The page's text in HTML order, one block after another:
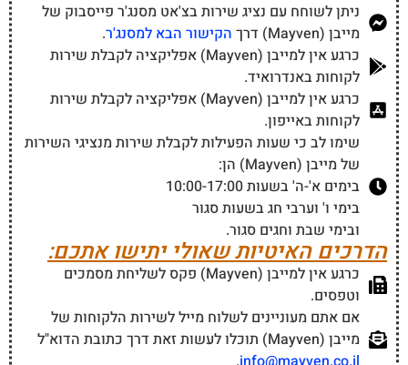
ניתן לשוחח עם נציג שירות בצ'אט מסנג'ר פייסבוק של
מייבן (Mayven) דרך
הקישור הבא למסנג'ר.
כרגע אין למייבן (Mayven) אפליקציה לקבלת שירות
לקוחות באנדרואיד.
כרגע אין למייבן (Mayven) אפליקציה לקבלת שירות
לקוחות באייפון.
שימו לב כי שעות הפעילות לקבלת שירות מנציגי השירות
של מייבן (Mayven) הן:
בימים א'-ה' בשעות 10:00-17:00
בימי ו' וערבי חג בשעות סגור
ובימי שבת וחגים סגור.
הדרכים האיטיות שאולי יתישו אתכם:
כרגע אין למייבן (Mayven) פקס לשליחת מסמכים
וטפסים.
אם אתם מעוניינים לשלוח מייל לשירות הלקוחות של
מייבן (Mayven) תוכלו לעשות זאת דרך כתובת הדוא"ל